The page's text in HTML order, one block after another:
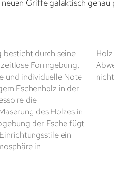
Griffe galaktisch genau
durch seine
Formgebung,
und individuelle Note
Eschenholz in der
die
des Holzes in
der Esche fügt
ein
in